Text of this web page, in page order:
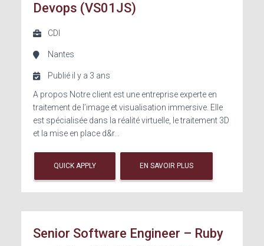
Devops (VS01JS)
CDI
Nantes
Publié il y a 3 ans
A propos Notre client est une entreprise experte en
traitement de l’image et visualisation immersive. Elle
est spécialisée dans la réalité virtuelle, le traitement 3D
et la mise en place d&r...
QUICK APPLY EN SAVOIR PLUS
Senior Software Engineer – Ruby